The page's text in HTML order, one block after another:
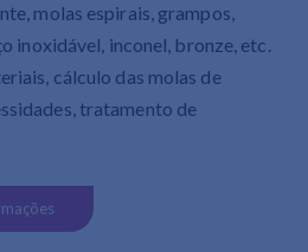
molas espirais, grampos,
inoxidável, inconel, bronze, etc.
cálculo das molas de
tratamento de